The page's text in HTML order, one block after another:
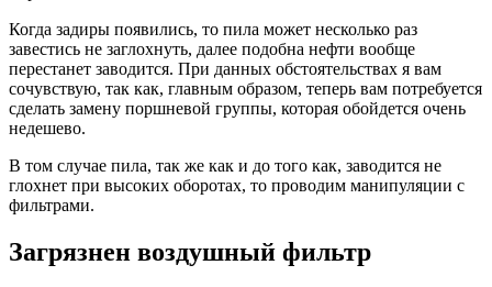
Когда задиры появились, то пила может несколько раз
завестись не заглохнуть, далее подобна нефти вообще
перестанет заводится. При данных обстоятельствах я вам
сочувствую, так как, главным образом, теперь вам потребуется
сделать замену поршневой группы, которая обойдется очень
недешево.
В том случае пила, так же как и до того как, заводится не
глохнет при высоких оборотах, то проводим манипуляции с
фильтрами.
Загрязнен воздушный фильтр